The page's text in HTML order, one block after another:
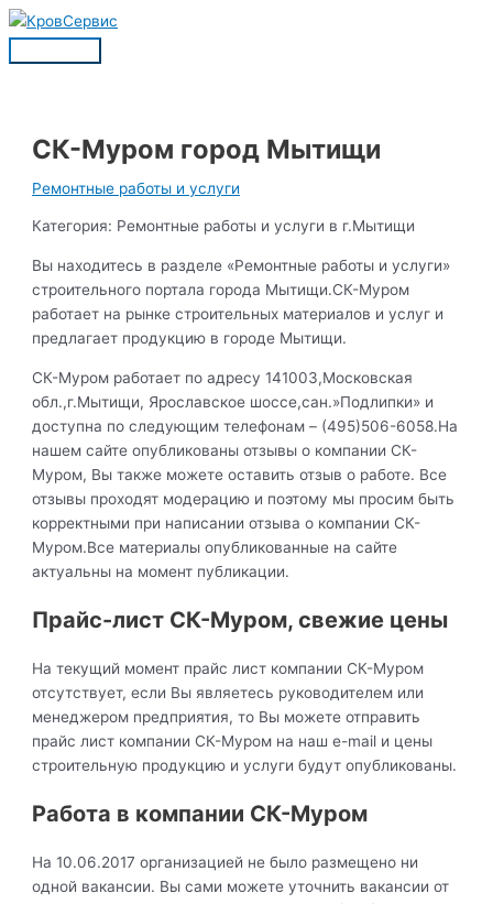
Перейти
к
содержимому
Главное
СК-Муром город Мытищи
Ремонтные работы и услуги
Категория: Ремонтные работы и услуги в г.Мытищи
Вы находитесь в разделе «Ремонтные работы и услуги»
строительного портала города Мытищи.СК-Муром
работает на рынке строительных материалов и услуг и
предлагает продукцию в городе Мытищи.
СК-Муром работает по адресу 141003,Московская
обл.,г.Мытищи, Ярославское шоссе,сан.»Подлипки» и
доступна по следующим телефонам – (495)506-6058.На
нашем сайте опубликованы отзывы о компании СК-
Муром, Вы также можете оставить отзыв о работе. Все
отзывы проходят модерацию и поэтому мы просим быть
корректными при написании отзыва о компании СК-
Муром.Все материалы опубликованные на сайте
актуальны на момент публикации.
Прайс-лист СК-Муром, свежие цены
На текущий момент прайс лист компании СК-Муром
отсутствует, если Вы являетесь руководителем или
менеджером предприятия, то Вы можете отправить
прайс лист компании СК-Муром на наш e-mail и цены
строительную продукцию и услуги будут опубликованы.
Работа в компании СК-Муром
На 10.06.2017 организацией не было размещено ни
одной вакансии. Вы сами можете уточнить вакансии от